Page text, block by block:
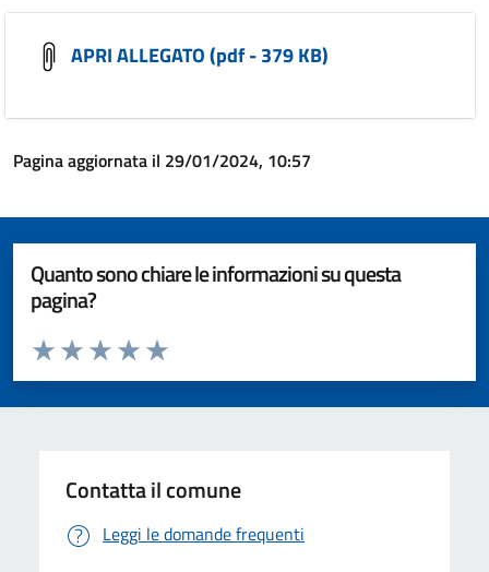
APRI ALLEGATO (pdf - 379 KB)
Pagina aggiornata il 29/01/2024, 10:57
Quanto sono chiare le informazioni su questa
pagina?
Valuta da 1 a 5 stelle la pagina
Valuta 5 stelle su 5
Valuta 4 stelle su 5
Valuta 3 stelle su 5
Valuta 2 stelle su 5
Valuta 1 stelle su 5
Contatta il comune
Leggi le domande frequenti